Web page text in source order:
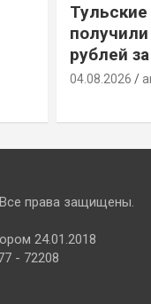
рублей
04.08.2026
Все права защищены.
24.01.2018
- 72208